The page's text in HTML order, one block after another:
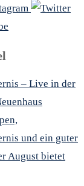
– Live in der
und ein guter
August bietet